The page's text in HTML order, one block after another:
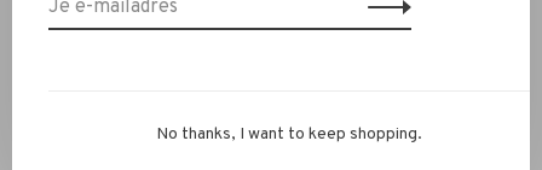
Over ons
Ruilen & retournerenNo thanks, I want to keep shopping.